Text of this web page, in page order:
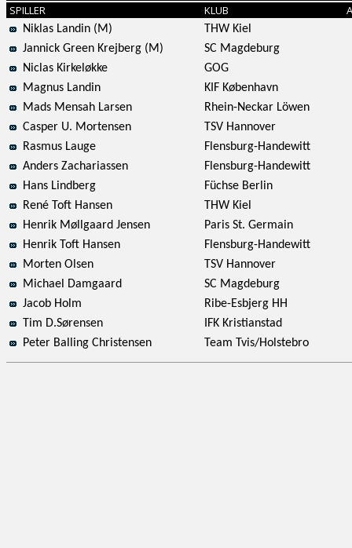
SPILLER KLUB
Niklas Landin (M)
THW Kiel
Jannick Green Krejberg (M)
SC Magdeburg
Niclas Kirkeløkke
GOG
Magnus Landin
KIF København
Mads Mensah Larsen
Rhein-Neckar Löwen
Casper U. Mortensen
TSV Hannover
Rasmus Lauge
Flensburg-Handewitt
Anders Zachariassen
Flensburg-Handewitt
Hans Lindberg
Füchse Berlin
René Toft Hansen
THW Kiel
Henrik Møllgaard Jensen
Paris St. Germain
Henrik Toft Hansen
Flensburg-Handewitt
Morten Olsen
TSV Hannover
Michael Damgaard
SC Magdeburg
Jacob Holm
Ribe-Esbjerg HH
Tim D.Sørensen
IFK Kristianstad
Peter Balling Christensen
Team Tvis/Holstebro